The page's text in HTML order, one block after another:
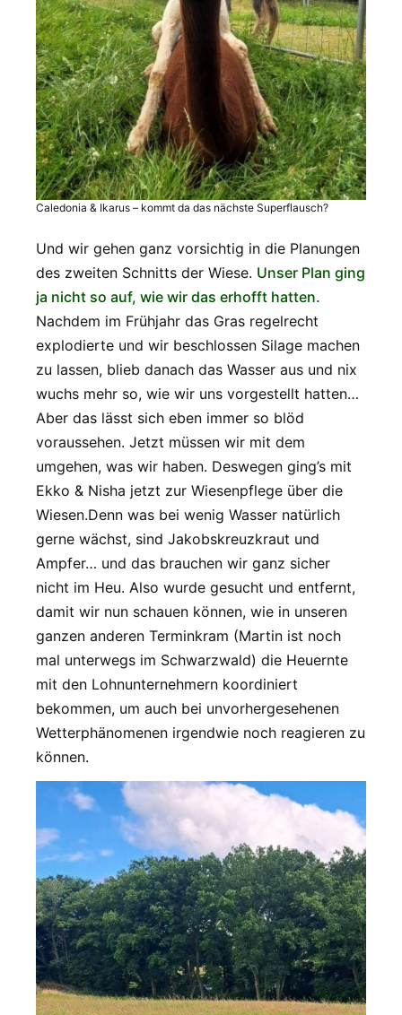
Caledonia & Ikarus – kommt da das nächste Superflausch?
Und wir gehen ganz vorsichtig in die Planungen
des zweiten Schnitts der Wiese. Unser Plan ging
ja nicht so auf, wie wir das erhofft hatten.
Nachdem im Frühjahr das Gras regelrecht
explodierte und wir beschlossen Silage machen
zu lassen, blieb danach das Wasser aus und nix
wuchs mehr so, wie wir uns vorgestellt hatten…
Aber das lässt sich eben immer so blöd
voraussehen. Jetzt müssen wir mit dem
umgehen, was wir haben. Deswegen ging’s mit
Ekko & Nisha jetzt zur Wiesenpflege über die
Wiesen.Denn was bei wenig Wasser natürlich
gerne wächst, sind Jakobskreuzkraut und
Ampfer… und das brauchen wir ganz sicher
nicht im Heu. Also wurde gesucht und entfernt,
damit wir nun schauen können, wie in unseren
ganzen anderen Terminkram (Martin ist noch
mal unterwegs im Schwarzwald) die Heuernte
mit den Lohnunternehmern koordiniert
bekommen, um auch bei unvorhergesehenen
Wetterphänomenen irgendwie noch reagieren zu
können.